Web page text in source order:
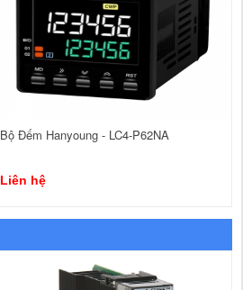
Bộ Đếm Hanyoung - LC4-P62NA
Liên hệ